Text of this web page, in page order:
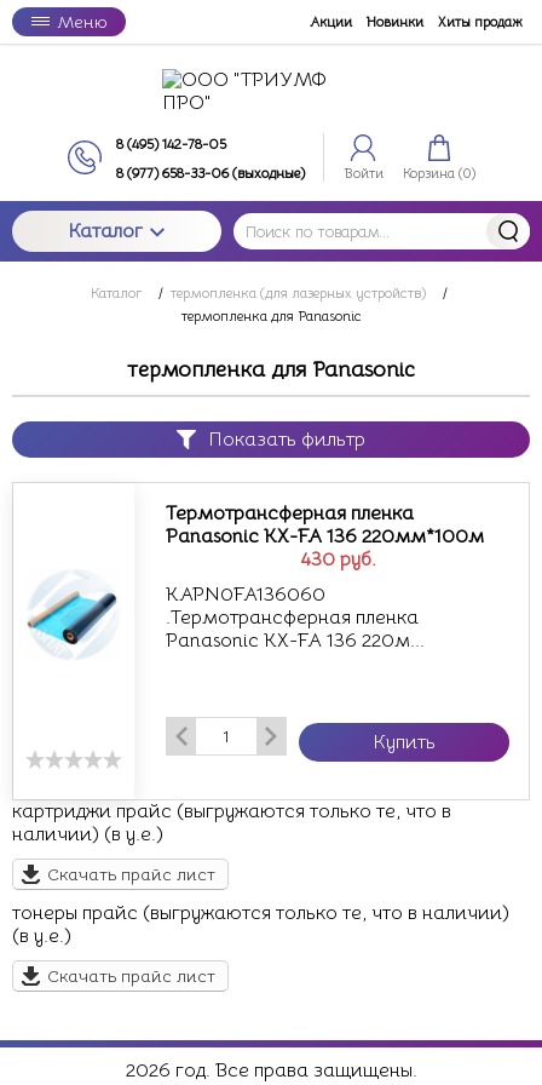
Меню Акции Новинки Хиты продаж
8 (495) 142-78-05
8 (977) 658-33-06 (выходные)
Войти Корзина (0)
Каталог
Каталог / термопленка (для лазерных устройств)
/
термопленка для Panasonic
термопленка для Panasonic
Показать фильтр
430 руб.
Термотрансферная пленка
Panasonic KX-FA 136 220мм*100м
KAPN0FA136060
.Термотрансферная пленка
Panasonic KX-FA 136 220м...
Купить
картриджи прайс (выгружаются только те, что в
наличии) (в у.е.)
Скачать прайс лист
тонеры прайс (выгружаются только те, что в наличии)
(в у.е.)
Скачать прайс лист
2026 год. Все права защищены.